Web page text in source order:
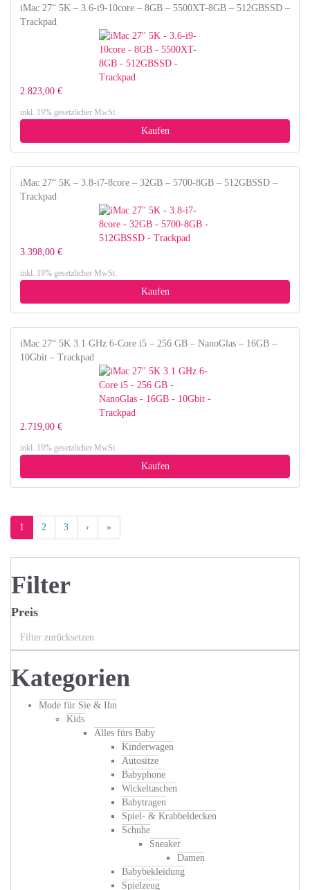
iMac 27“ 5K – 3.6-i9-10core – 8GB – 5500XT-8GB – 512GBSSD –
Trackpad
2.823,00 €
inkl. 19% gesetzlicher MwSt.
Kaufen
iMac 27“ 5K – 3.8-i7-8core – 32GB – 5700-8GB – 512GBSSD –
Trackpad
3.398,00 €
inkl. 19% gesetzlicher MwSt.
Kaufen
iMac 27“ 5K 3.1 GHz 6-Core i5 – 256 GB – NanoGlas – 16GB –
10Gbit – Trackpad
2.719,00 €
inkl. 19% gesetzlicher MwSt.
Kaufen
1 2 3 › »
Filter
Preis
Filter zurücksetzen
Kategorien
Mode für Sie & Ihn
Kids
Alles fürs Baby
Kinderwagen
Autositze
Babyphone
Wickeltaschen
Babytragen
Spiel- & Krabbeldecken
Schuhe
Sneaker
Damen
Babybekleidung
Spielzeug